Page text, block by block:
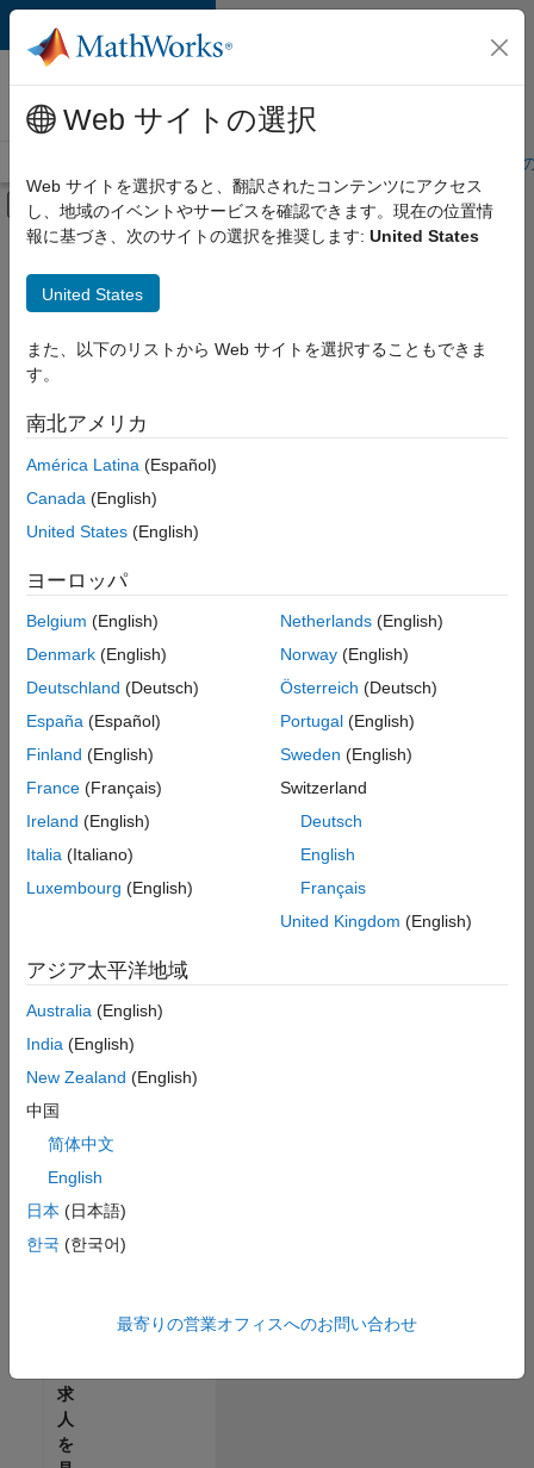
コンテンツへスキップ
MathWorks 採用
情報
学生・キャリア初期
オフキャンバス ナビゲーション メ
メインコンテンツ
絞り込み条件
IT
企業向けセールス
教育機関向けセールス
マーケティング サービス
選
し
人
の
保
存
一
部
人
情
は
翻
れ
い
ま
せ
ご
希
望
地
域
求
人
を
Web サイトの選択
Web サイトを選択すると、翻訳されたコンテンツにアクセス
し、地域のイベントやサービスを確認できます。現在の位置情
報に基づき、次のサイトの選択を推奨します: United States
United States
また、以下のリストから Web サイトを選択することもできま
す。
南北アメリカ
América Latina (Español)
Canada (English)
United States (English)
ヨーロッパ
Belgium (English)
Denmark (English)
Deutschland (Deutsch)
España (Español)
Finland (English)
France (Français)
Ireland (English)
Italia (Italiano)
Luxembourg (English)
Netherlands(English)
Norway(English)
Österreich (Deutsch)
Portugal(English)
Sweden (English)
Switzerland
Deutsch
English
Français
United Kingdom (English)
アジア太平洋地域
Australia (English)
India (English)
New Zealand (English)
中国
简体中文
English
日本 (日本語)
한국 (한국어)
最寄りの営業オフィスへのお問い合わせ